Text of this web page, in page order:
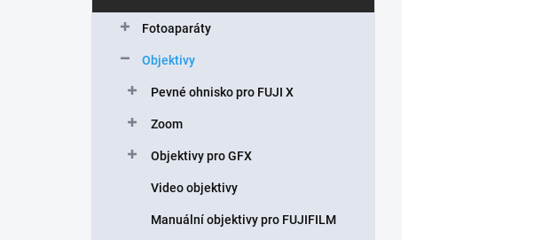
s
kategorie
Fotoaparáty
Objektivy
Pevné ohnisko pro FUJI X
Zoom
Objektivy pro GFX
Video objektivy
Manuální objektivy pro FUJIFILM